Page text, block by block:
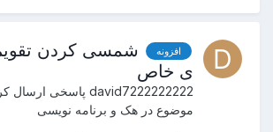
افزونه
شمسی کردن
ی خاص
david7222222222 پاسخی ارسال
موضوع در هک و برنامه نویسی